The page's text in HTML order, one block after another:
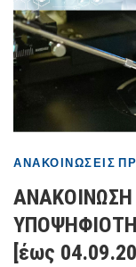
ΑΝΑΚΟΙΝΏΣΕΙΣ
[έως